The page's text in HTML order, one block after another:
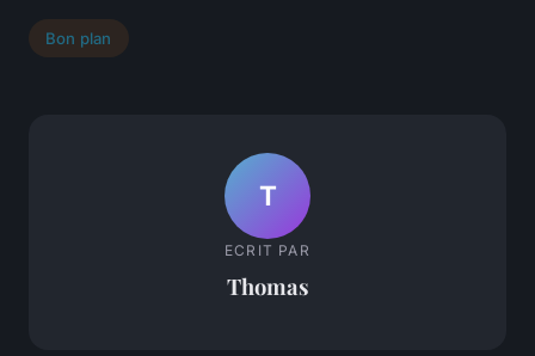
Bon plan
T
ECRIT PAR
Thomas